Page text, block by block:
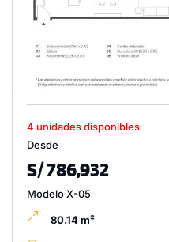
4 unidades disponibles
Desde
S/ 786,932
Modelo X-05
80.14 m²